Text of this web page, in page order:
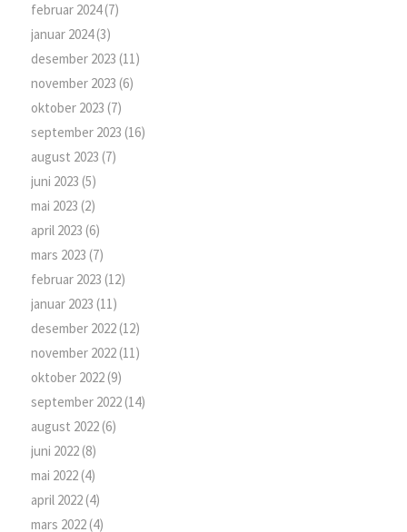
februar 2024(7)
januar 2024(3)
desember 2023 (11)
november 2023 (6)
oktober 2023 (7)
september 2023 (16)
august 2023 (7)
juni 2023 (5)
mai 2023 (2)
april 2023 (6)
mars 2023 (7)
februar 2023 (12)
januar 2023 (11)
desember 2022(12)
november 2022(11)
oktober 2022(9)
september 2022(14)
august 2022(6)
juni 2022(8)
mai 2022(4)
april 2022(4)
mars 2022(4)